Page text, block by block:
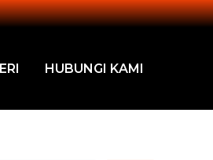
HUBUNGI KAMI